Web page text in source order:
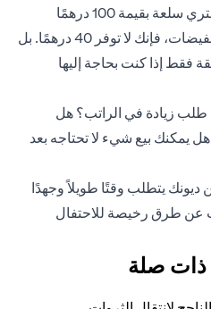
تجنب عقلية " البيع" - عندما تشتري سلعة بقيمة 100 درهمًا
إماراتيًا بسعر 60 درهم في التخفيضات، فإنك لا توفر 40 درهمًا. بل
صفقة فقط إذا كنت بحاجة إليها
زيادة في الراتب؟ هل
يمكنك بيع شيء لا تحتاجه بعد
يتطلب وقتًا طويلاً وجهدًا
عن طرق رخيصة للاحتفال
ذات صلة